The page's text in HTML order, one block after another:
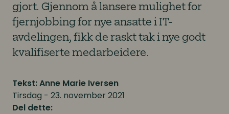
gjort. Gjennom å lansere mulighet for
fjernjobbing for nye ansatte i IT-
avdelingen, fikk de raskt tak i nye godt
kvalifiserte medarbeidere.
Tekst: Anne Marie Iversen
Tirsdag - 23. november 2021
Del dette: